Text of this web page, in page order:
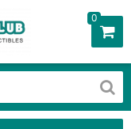
0